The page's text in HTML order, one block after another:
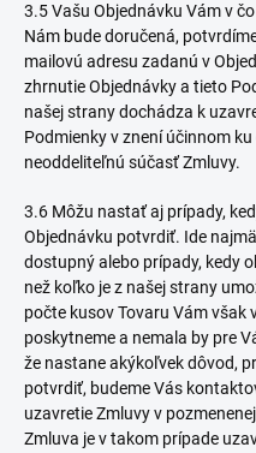
3.5 Vašu Objednávku Vám v
Nám bude doručená,
mailovú adresu zadanú v
zhrnutie Objednávky a tieto
našej strany dochádza k
Podmienky v znení účinnom
neoddeliteľnú súčasť Zmluvy.
3.6 Môžu nastať aj prípady,
Objednávku potvrdiť. Ide
dostupný alebo prípady, kedy
než koľko je z našej strany
počte kusov Tovaru Vám však
poskytneme a nemala by pre
že nastane akýkoľvek dôvod,
potvrdiť, budeme Vás
uzavretie Zmluvy v
Zmluva je v takom prípade